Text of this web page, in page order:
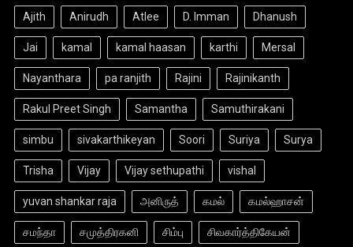
Ajith Anirudh Atlee D. Imman Dhanush
Jai kamal kamal haasan karthi Mersal
Nayanthara pa ranjith Rajini Rajinikanth
Rakul Preet Singh Samantha Samuthirakani
simbu sivakarthikeyan Soori Suriya Surya
Trisha Vijay Vijay sethupathi vishal
yuvan shankar raja அனிருத் கமல் கமல்ஹாசன்
சமந்தா சமுத்திரகனி சிம்பு சிவகார்த்திகேயன்